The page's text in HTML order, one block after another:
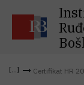
Certifikat HR